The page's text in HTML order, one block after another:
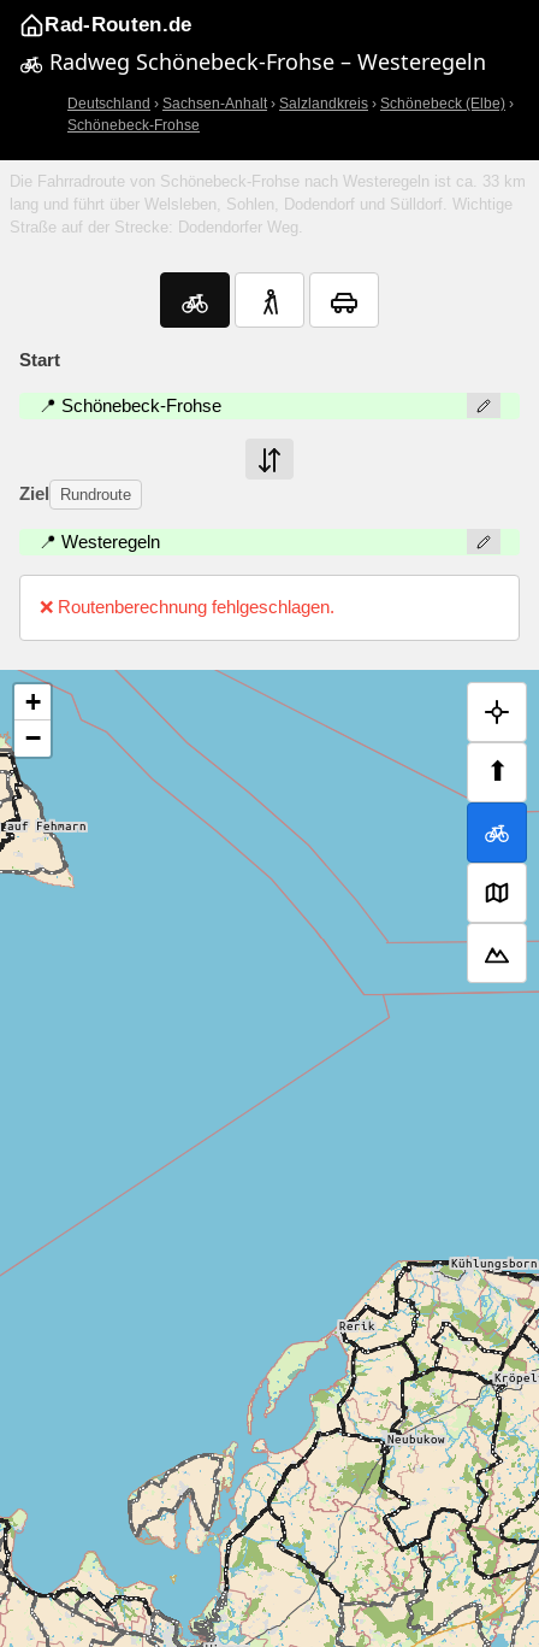
Rad-Routen.de
Radweg Schönebeck-Frohse – Westeregeln
Deutschland › Sachsen-Anhalt› Salzlandkreis › Schönebeck (Elbe) ›
Schönebeck-Frohse
Die Fahrradroute von Schönebeck-Frohse nach Westeregeln ist ca. 33 km
lang und führt über Welsleben, Sohlen, Dodendorf und Sülldorf. Wichtige
Straße auf der Strecke: Dodendorfer Weg.
Start
📍 Schönebeck-Frohse
Ziel Rundroute
📍 Westeregeln
❌ Routenberechnung fehlgeschlagen.
⬆
+
−